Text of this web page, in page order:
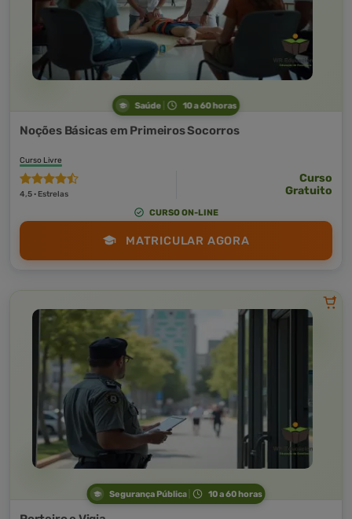
Saúde 10 a 60 horas
Noções Básicas em Primeiros Socorros
Curso Livre
4,5 · Estrelas
Curso
Gratuito
CURSO ON-LINE
MATRICULAR AGORA
Segurança Pública 10 a 60 horas